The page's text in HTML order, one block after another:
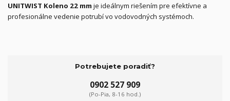
UNITWIST Koleno 22 mm je ideálnym riešením pre efektívne a
profesionálne vedenie potrubí vo vodovodných systémoch.
Potrebujete poradiť?
0902 527 909
(Po-Pia, 8-16 hod.)